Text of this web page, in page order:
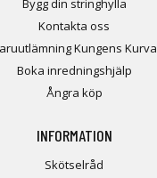
Bygg din stringhylla
Kontakta oss
Kungens Kurva
Boka inredningshjälp
Ångra köp
INFORMATION
Skötselråd